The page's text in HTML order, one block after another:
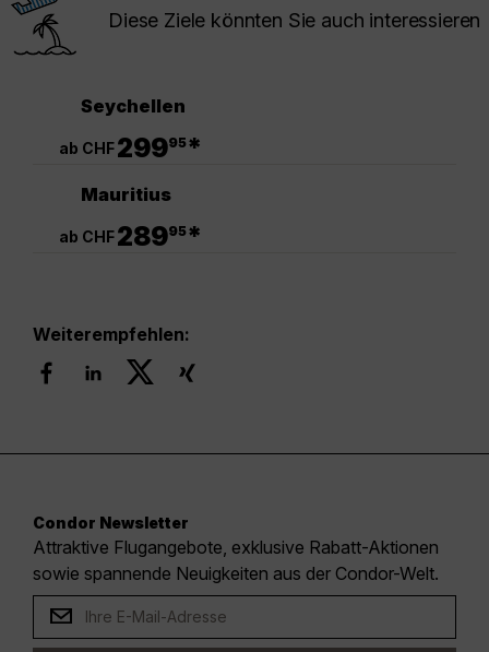
Diese Ziele könnten Sie auch interessieren
Seychellen
ab CHF29995*
Mauritius
ab CHF28995*
Weiterempfehlen:
Condor Newsletter
Attraktive Flugangebote, exklusive Rabatt-Aktionen
sowie spannende Neuigkeiten aus der Condor-Welt.